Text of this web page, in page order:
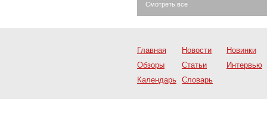
Смотреть все
Главная Новости
Новинки
Обзоры
Статьи
Интервью
Календарь Словарь